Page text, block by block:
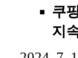
쿠
지